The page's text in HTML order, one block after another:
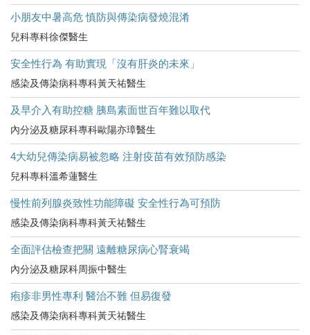
小朋友中暑高危​ 慎防與傳染病發燒混淆
兒科專科徐傑醫生
安全性行為 有助實現「沒有肝炎的未來」
感染及傳染病科專科黃天祐醫生
及早介入有助控糖 胰島素面世百年難以取代
內分泌及糖尿科專科歐陽亦璋醫生
4大幼兒傳染病易被忽略 注射疫苗有效預防感染
兒科專科溫希蓮醫生
慢性前列腺炎致性功能障礙 安全性行為可預防
感染及傳染病科專科黃天祐醫生
全面評估檢查把關 遠離糖尿病心腎衰竭
內分泌及糖尿科周振中醫生
疱疹非男性專利 醫治不難 但易復發
感染及傳染病科專科黃天祐醫生